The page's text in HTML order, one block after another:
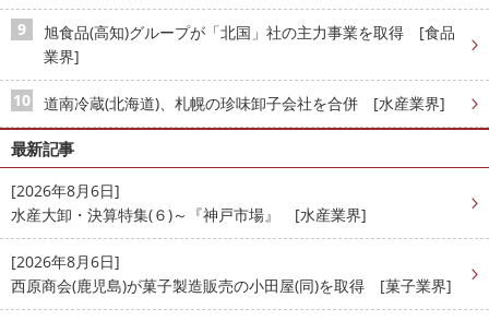
旭食品(高知)グループが「北国」社の主力事業を取得 [食品
業界]
道南冷蔵(北海道)、札幌の珍味卸子会社を合併 [水産業界]
最新記事
[2026年8月6日]
水産大卸・決算特集(６)～『神戸市場』 [水産業界]
[2026年8月6日]
西原商会(鹿児島)が菓子製造販売の小田屋(同)を取得 [菓子業界]